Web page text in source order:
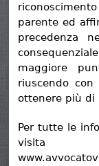
parente ed
precedenza
maggiore
riuscendo
ottenere più
Per tutte le
visita